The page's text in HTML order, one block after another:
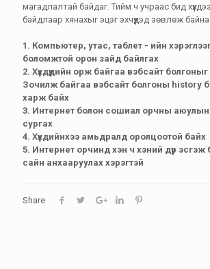
магадлалтай байдаг. Тийм ч учраас бид
байдлаар хянахыг эцэг эхчүүдэд зөвлөж байна.
1. Компьютер, утас, таблет - ийн
боломжтой орон зайд байлгах
2. Хүүхдүүдийн орж байгаа вэбсайт
Зочилж байгаа вэбсайт болгоны history
харж байх
3. Интернет болон сошиал орчны
сургах
4. Хүүхдийнхээ амьдралд оролцоотой байх
5. Интернет орчинд хэн ч хэний дүр
сайн анхааруулах хэрэгтэй
Share